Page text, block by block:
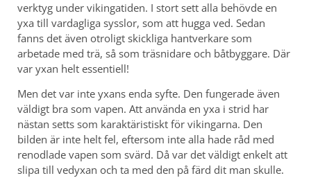
verktyg under vikingatiden. I stort sett alla behövde en
yxa till vardagliga sysslor, som att hugga ved. Sedan
fanns det även otroligt skickliga hantverkare som
arbetade med trä, så som träsnidare och båtbyggare. Där
var yxan helt essentiell!
Men det var inte yxans enda syfte. Den fungerade även
väldigt bra som vapen. Att använda en yxa i strid har
nästan setts som karaktäristiskt för vikingarna. Den
bilden är inte helt fel, eftersom inte alla hade råd med
renodlade vapen som svärd. Då var det väldigt enkelt att
slipa till vedyxan och ta med den på färd dit man skulle.